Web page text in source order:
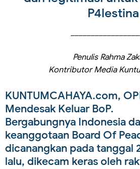
P4lestina
Penulis Rahma
Kontributor Media
KUNTUMCAHAYA.com,
Mendesak Keluar BoP.
Bergabungnya Indonesia
keanggotaan Board Of
dicanangkan pada tanggal
lalu, dikecam keras oleh